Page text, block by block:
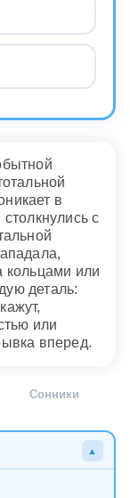
в
с
кольцами или
деталь:
или
вперед.
Сонники
▲